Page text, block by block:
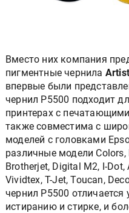
Вместо них компания
пигментные чернила
впервые были
чернил P5500 подходит
принтерах с
также совместима с
моделей с головками
различные модели
Brotherjet, Digital M2, I-Dot,
Vividtex, T-Jet, Toucan,
чернил P5500
истиранию и стирке, и